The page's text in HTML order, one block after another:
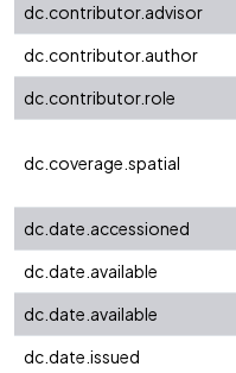
dc.contributor.advisor
dc.contributor.author
dc.contributor.role
dc.coverage.spatial
dc.date.accessioned
dc.date.available
dc.date.available
dc.date.issued